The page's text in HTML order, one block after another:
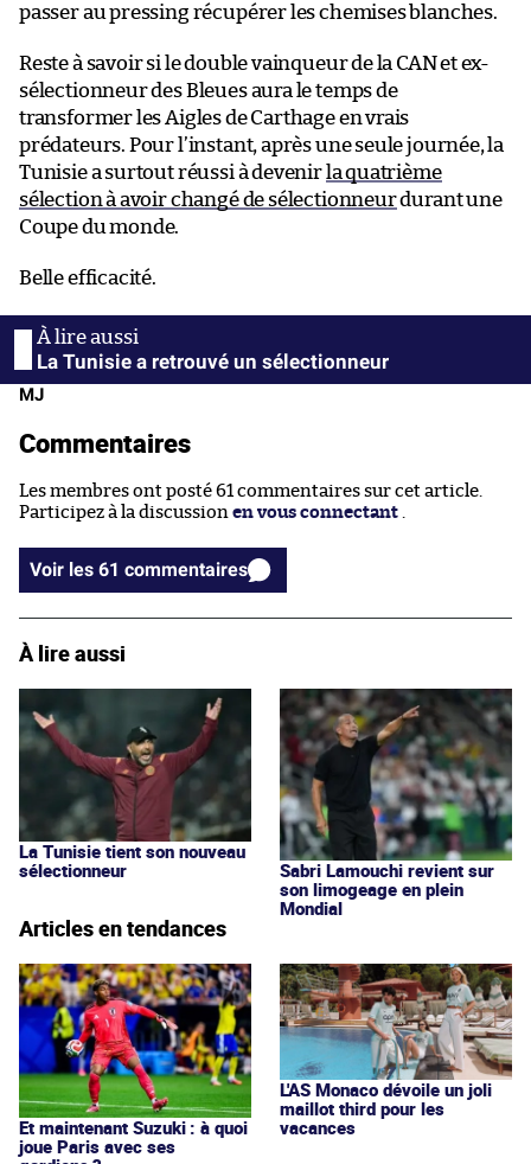
passer au pressing récupérer les chemises blanches.
Reste à savoir si le double vainqueur de la CAN et ex-
sélectionneur des Bleues aura le temps de
transformer les Aigles de Carthage en vrais
prédateurs. Pour l’instant, après une seule journée, la
Tunisie a surtout réussi à devenir la quatrième
sélection à avoir changé de sélectionneurdurant une
Coupe du monde.
Belle efficacité.
La Tunisie a retrouvé un sélectionneur
MJ
Commentaires
Les membres ont posté 61 commentaires sur cet article.
Participez à la discussion en vous connectant
Voir les 61 commentaires
À lire aussi
La Tunisie tient son nouveau
sélectionneur
Sabri Lamouchi revient sur
son limogeage en plein
Mondial
Articles en tendances
Et maintenant Suzuki : à quoi
joue Paris avec ses
L'AS Monaco dévoile un joli
maillot third pour les
vacances